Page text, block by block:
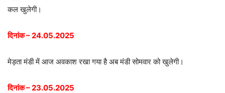
कल खुलेगी।
दिनांक – 24.05.2025
मेड़ता मंडी में आज अवकाश रखा गया है अब मंडी सोमवार को खुलेगी।
दिनांक – 23.05.2025